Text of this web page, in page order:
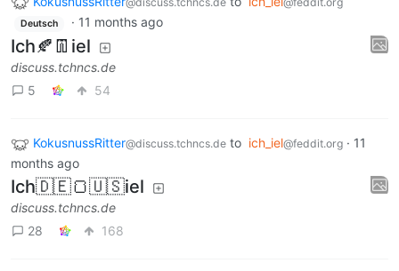
Deutsch · 11 months ago
Ich🍂👖iel
discuss.tchncs.de
5
54
KokusnussRitter@discuss.tchncs.de to ich_iel@feddit.org · 11
months ago
Ich🇩🇪🍞🇺🇸iel
discuss.tchncs.de
28
168